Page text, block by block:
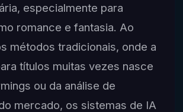
especialmente para
romance e fantasia. Ao
métodos tradicionais, onde a
títulos muitas vezes nasce
ou da análise de
mercado, os sistemas de IA